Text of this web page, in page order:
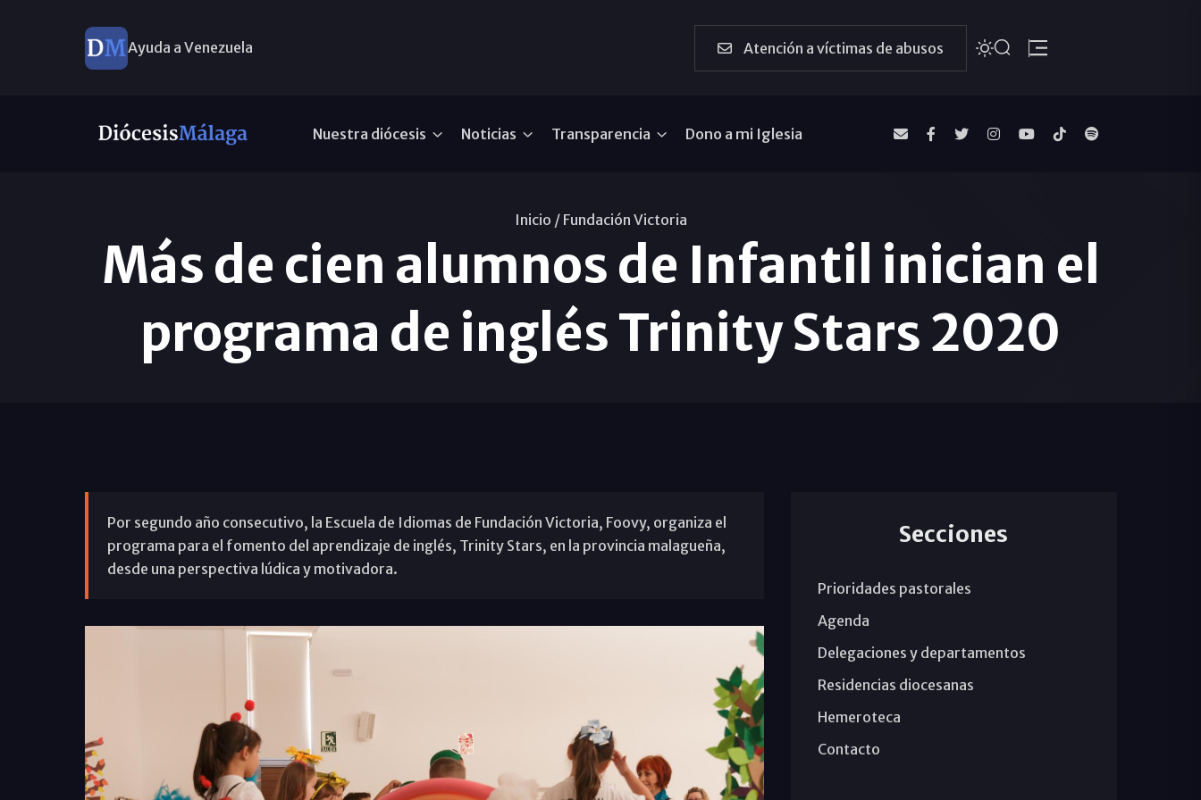
Ayuda a Venezuela Atención a víctimas de abusos
Nuestra diócesis Noticias Transparencia Dono a mi Iglesia
Inicio / Fundación Victoria
Más de cien alumnos de Infantil inician el
programa de inglés Trinity Stars 2020
Por segundo año consecutivo, la Escuela de Idiomas de Fundación Victoria, Foovy, organiza el
programa para el fomento del aprendizaje de inglés, Trinity Stars, en la provincia malagueña,
desde una perspectiva lúdica y motivadora.
Secciones
Prioridades pastorales
Agenda
Delegaciones y departamentos
Residencias diocesanas
Hemeroteca
Contacto